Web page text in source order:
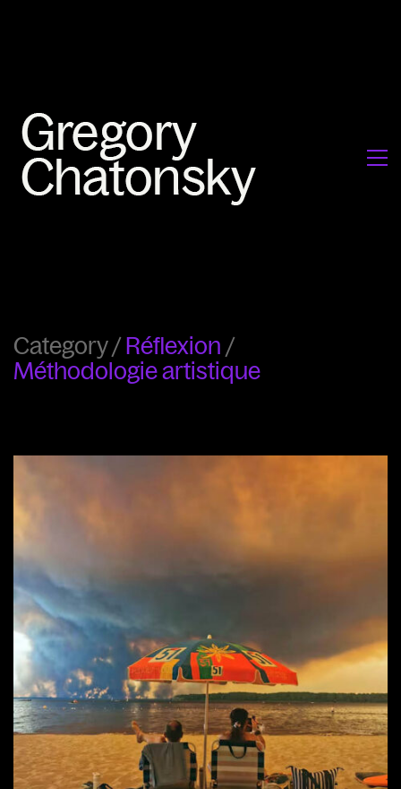
Category /Réflexion /
Méthodologie artistique